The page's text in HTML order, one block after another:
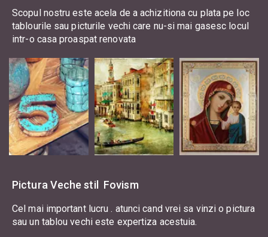
Scopul nostru este acela de a achizitiona cu plata pe loc
tablourile sau picturile vechi care nu-si mai gasesc locul
intr-o casa proaspat renovata
Pictura Veche stil Fovism
Cel mai important lucru . atunci cand vrei sa vinzi o pictura
sau un tablou vechi este expertiza acestuia.